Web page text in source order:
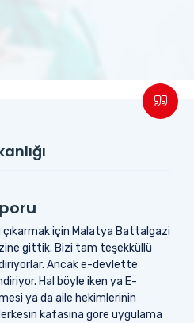
çıkarmak için Malatya Battalgazi
gittik. Bizi tam teşekküllü
Ancak e-devlette
Hal böyle iken ya E-
ya da aile hekimlerinin
kafasına göre uygulama